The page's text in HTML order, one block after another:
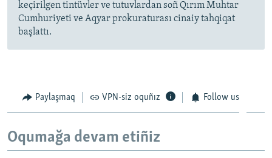
keçirilgen tintüvler ve tutuvlardan soñ Qırım Muhtar
Cumhuriyeti ve Aqyar prokuraturası cinaiy tahqiqat
başlattı.
Paylaşmaq VPN-siz oquñız Follow us
Oqumağa devam etiñiz